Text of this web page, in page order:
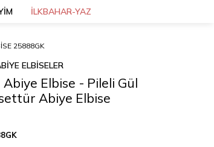
İLKBAHAR-YAZ
25888GK
ELBİSELER
Elbise - Pileli Gül
Abiye Elbise